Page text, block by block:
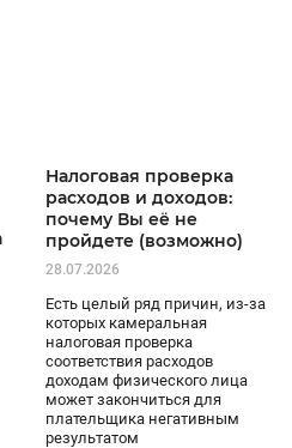
Налоговая проверка
расходов и доходов:
почему Вы её не
пройдете (возможно)
28.07.2026
Есть целый ряд причин, из-за
которых камеральная
налоговая проверка
соответствия расходов
доходам физического лица
может закончиться для
плательщика негативным
результатом